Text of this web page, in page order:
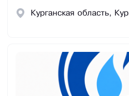
Курганская область,